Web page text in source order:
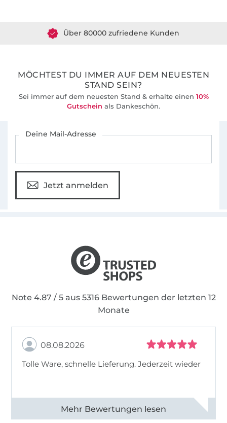
Über 80000 zufriedene Kunden
MÖCHTEST DU IMMER AUF DEM NEUESTEN
STAND SEIN?
Sei immer auf dem neuesten Stand & erhalte einen 10%
Gutschein als Dankeschön.
Deine Mail-Adresse
Jetzt anmelden
Note 4.87 / 5 aus 5316 Bewertungen der letzten 12
Monate
08.08.2026
Tolle Ware, schnelle Lieferung. Jederzeit wieder
Alle 83013 Bewertungen ansehen